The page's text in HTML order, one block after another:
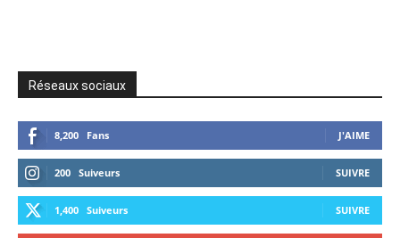
Réseaux sociaux
8,200 Fans J'AIME
200 Suiveurs SUIVRE
1,400 Suiveurs SUIVRE